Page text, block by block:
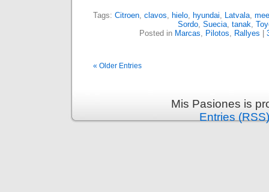
Tags: Citroen, clavos, hielo, hyundai, Latvala,
Sordo, Suecia, tanak,
Posted in Marcas, Pilotos, Rallyes
« Older Entries
Mis Pasiones is
Entries (RSS)